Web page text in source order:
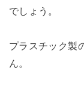
でしょう。
プラスチック製
ん。